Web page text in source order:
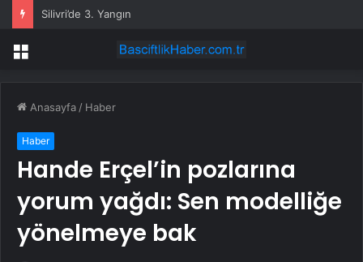
Menü
Anasayfa / Haber
Haber
Hande Erçel’in pozlarına
yorum yağdı: Sen modelliğe
yönelmeye bak